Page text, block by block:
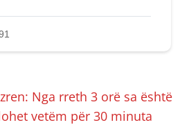
Nga rreth 3 orë sa është
vetëm për 30 minuta